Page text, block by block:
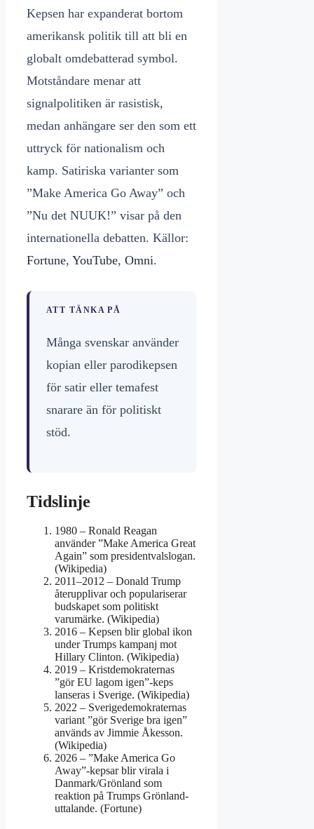
Kepsen har expanderat bortom
amerikansk politik till att bli en
globalt omdebatterad symbol.
Motståndare menar att
signalpolitiken är rasistisk,
medan anhängare ser den som ett
uttryck för nationalism och
kamp. Satiriska varianter som
”Make America Go Away” och
”Nu det NUUK!” visar på den
internationella debatten. Källor:
Fortune, YouTube, Omni.
ATT TÄNKA PÅ
Många svenskar använder
kopian eller parodikepsen
för satir eller temafest
snarare än för politiskt
stöd.
Tidslinje
1980 – Ronald Reagan
använder ”Make America Great
Again” som presidentvalslogan.
(Wikipedia)
2011–2012 – Donald Trump
återupplivar och populariserar
budskapet som politiskt
varumärke. (Wikipedia)
2016 – Kepsen blir global ikon
under Trumps kampanj mot
Hillary Clinton. (Wikipedia)
2019 – Kristdemokraternas
”gör EU lagom igen”-keps
lanseras i Sverige. (Wikipedia)
2022 – Sverigedemokraternas
variant ”gör Sverige bra igen”
används av Jimmie Åkesson.
(Wikipedia)
2026 – ”Make America Go
Away”-kepsar blir virala i
Danmark/Grönland som
reaktion på Trumps Grönland-
uttalande. (Fortune)